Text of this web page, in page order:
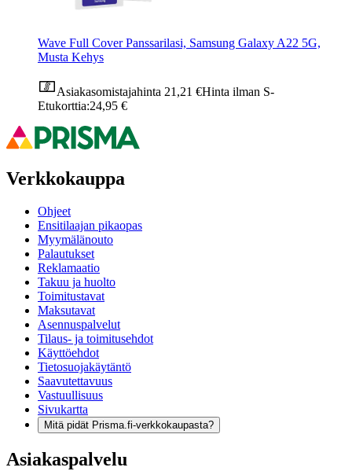
Wave Full Cover Panssarilasi, Samsung Galaxy A22 5G,
Musta Kehys
Asiakasomistajahinta 21,21 €Hinta ilman S-
Etukorttia:24,95 €
Verkkokauppa
Ohjeet
Ensitilaajan pikaopas
Myymälänouto
Palautukset
Reklamaatio
Takuu ja huolto
Toimitustavat
Maksutavat
Asennuspalvelut
Tilaus- ja toimitusehdot
Käyttöehdot
Tietosuojakäytäntö
Saavutettavuus
Vastuullisuus
Sivukartta
Mitä pidät Prisma.fi-verkkokaupasta?
Asiakaspalvelu